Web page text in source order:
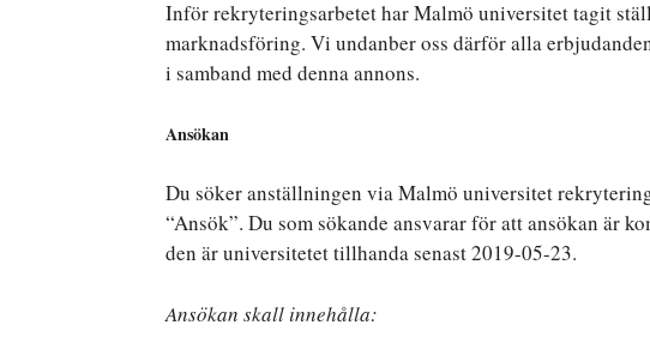
Inför rekryteringsarbetet har Malmö universitet tagit
marknadsföring. Vi undanber oss därför alla
i samband med denna annons.
Ansökan
Du söker anställningen via Malmö universitet
“Ansök”. Du som sökande ansvarar för att ansökan är
den är universitetet tillhanda senast 2019-05-23.
Ansökan skall innehålla: